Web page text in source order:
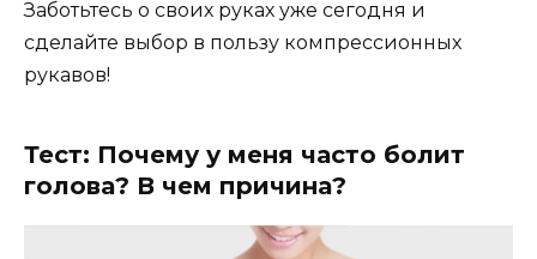
Заботьтесь о своих руках уже сегодня и
сделайте выбор в пользу компрессионных
рукавов!
Тест: Почему у меня часто болит
голова? В чем причина?